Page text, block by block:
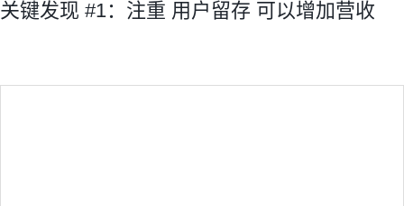
关键发现 #1：注重 用户留存 可以增加营收